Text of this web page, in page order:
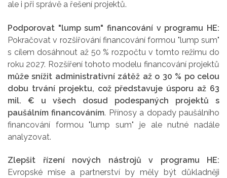
ale i při správě a řešení projektů.
Podporovat "lump sum" financování v programu HE:
Pokračovat v rozšiřování financování formou "lump sum"
s cílem dosáhnout až 50 % rozpočtu v tomto režimu do
roku 2027. Rozšíření tohoto modelu financování projektů
může snížit administrativní zátěž až o 30 % po celou
dobu trvání projektu, což představuje úsporu až 63
mil. € u všech dosud podespaných projektů s
paušálním financováním. Přínosy a dopady paušálního
financování formou "lump sum" je ale nutné nadále
analyzovat.
Zlepšit řízení nových nástrojů v programu HE:
Evropské mise a partnerství by měly být důkladněji